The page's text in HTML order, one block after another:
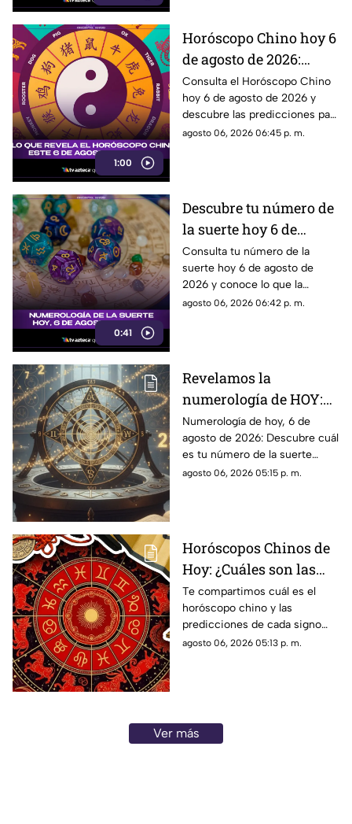
1:00
Horóscopo Chino hoy 6
de agosto de 2026:
predicciones para cada
signo del zodiaco chino
Consulta el Horóscopo Chino
hoy 6 de agosto de 2026 y
descubre las predicciones para
el amor, dinero, salud y trabajo.
agosto 06, 2026 06:45 p. m.
0:41
Descubre tu número de
la suerte hoy 6 de
agosto de 2026 según la
numerología y su
significado
Consulta tu número de la
suerte hoy 6 de agosto de
2026 y conoce lo que la
numerología revela para este
agosto 06, 2026 06:42 p. m.
Revelamos la
numerología de HOY:
Conoce el número de la
suerte de este jueves 6
de agosto de 2026, para
cada signo del zodiaco
Numerología de hoy, 6 de
agosto de 2026: Descubre cuál
es tu número de la suerte
según tu signo zodiacal.
agosto 06, 2026 05:15 p. m.
Horóscopos Chinos de
Hoy: ¿Cuáles son las
predicciones para este
jueves 6 de agosto de
2026?
Te compartimos cuál es el
horóscopo chino y las
predicciones de cada signo
para el día de hoy, jueves 6 de
agosto 06, 2026 05:13 p. m.
Ver más